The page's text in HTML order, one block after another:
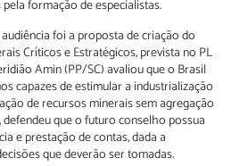
formação de especialistas.
foi a proposta de criação do
Críticos e Estratégicos, prevista no PL
Amin (PP/SC) avaliou que o Brasil
capazes de estimular a industrialização
de recursos minerais sem agregação
que o futuro conselho possua
e prestação de contas, dada a
que deverão ser tomadas.